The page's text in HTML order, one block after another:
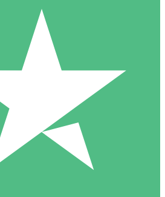
Crediti Individuali
di download. Nessun impegno
1 Download
10